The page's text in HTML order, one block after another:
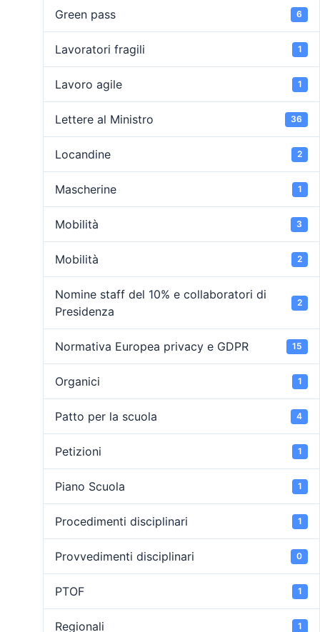
Green pass 6
Lavoratori fragili 1
Lavoro agile 1
Lettere al Ministro 36
Locandine 2
Mascherine 1
Mobilità 3
Mobilità 2
Nomine staff del 10% e collaboratori di
Presidenza
2
Normativa Europea privacy e GDPR 15
Organici 1
Patto per la scuola 4
Petizioni 1
Piano Scuola 1
Procedimenti disciplinari 1
Provvedimenti disciplinari 0
PTOF 1
Regionali 1